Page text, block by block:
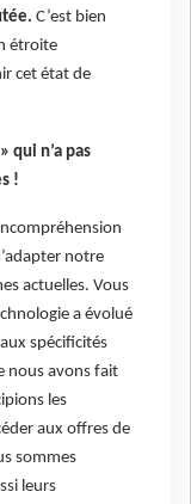
C’est bien
étroite
cet état de
qui n’a pas
!
notre
actuelles. Vous
a évolué
spécificités
nous avons fait
les
aux offres de
sommes
leurs